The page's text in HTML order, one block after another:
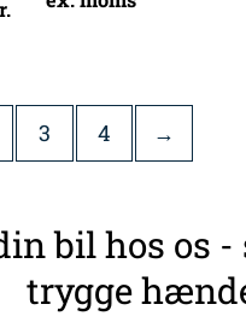
3 4 →
bil hos os -
trygge